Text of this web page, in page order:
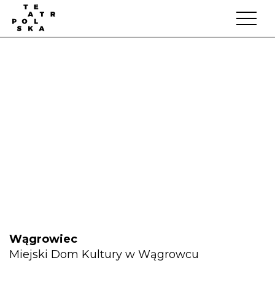
Wągrowiec
Miejski Dom Kultury w Wągrowcu